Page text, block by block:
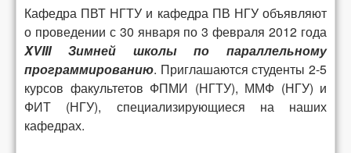
Кафедра ПВТ НГТУ и кафедра ПВ НГУ объявляют
о проведении с 30 января по 3 февраля 2012 года
XVIII Зимней школы по параллельному
программированию. Приглашаются студенты 2-5
курсов факультетов ФПМИ (НГТУ), ММФ (НГУ) и
ФИТ (НГУ), специализирующиеся на наших
кафедрах.